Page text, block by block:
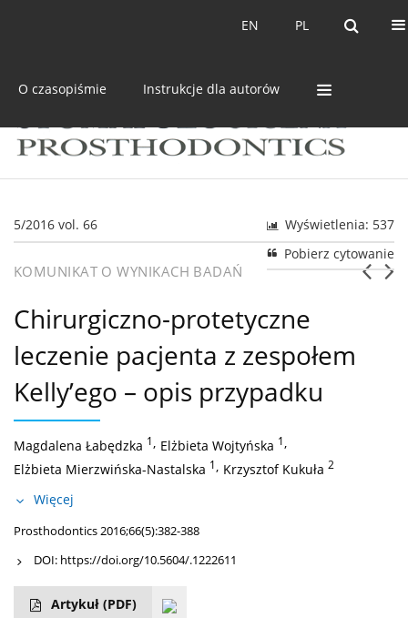
PL
EN PL
EN
O czasopiśmie Instrukcje dla autorów
5/2016 vol. 66
Wyświetlenia: 537
Pobierz cytowanie
KOMUNIKAT O WYNIKACH BADAŃ
Chirurgiczno-protetyczne
leczenie pacjenta z zespołem
Kelly’ego – opis przypadku
Magdalena Łabędzka 1, Elżbieta Wojtyńska 1,
Elżbieta Mierzwińska-Nastalska 1, Krzysztof Kukuła 2
Więcej
Prosthodontics 2016;66(5):382-388
DOI: https://doi.org/10.5604/.1222611
Artykuł (PDF)